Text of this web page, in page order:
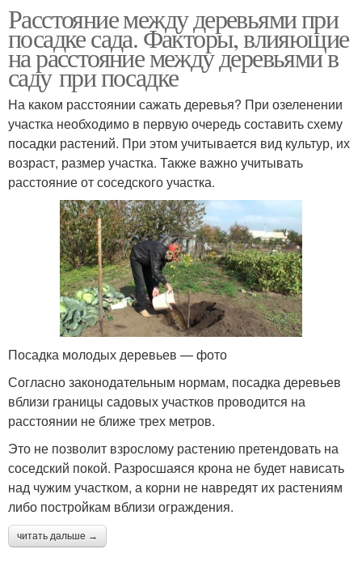
Расстояние между деревьями при
посадке сада. Факторы, влияющие
на расстояние между деревьями в
саду при посадке
На каком расстоянии сажать деревья? При озеленении
участка необходимо в первую очередь составить схему
посадки растений. При этом учитывается вид культур, их
возраст, размер участка. Также важно учитывать
расстояние от соседского участка.
Посадка молодых деревьев — фото
Согласно законодательным нормам, посадка деревьев
вблизи границы садовых участков проводится на
расстоянии не ближе трех метров.
Это не позволит взрослому растению претендовать на
соседский покой. Разросшаяся крона не будет нависать
над чужим участком, а корни не навредят их растениям
либо постройкам вблизи ограждения.
читать дальше →